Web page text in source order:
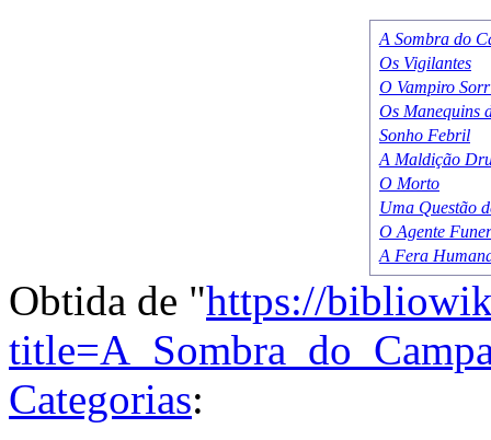
A Sombra do
Os Vigilantes
O Vampiro
Os Manequins
Sonho Febril
A Maldição
O Morto
Uma Questão
O Agente
A Fera
Obtida de "https://
Categorias: